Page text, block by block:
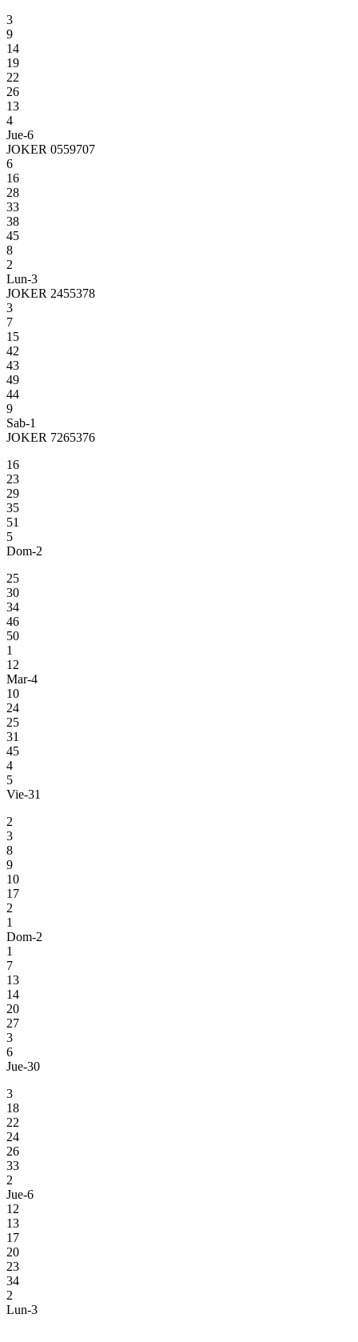
3
9
14
19
22
26
13
4
Jue-6
JOKER 0559707
6
16
28
33
38
45
8
2
Lun-3
JOKER 2455378
3
7
15
42
43
49
44
9
Sab-1
JOKER 7265376
16
23
29
35
51
5
Dom-2
25
30
34
46
50
1
12
Mar-4
10
24
25
31
45
4
5
Vie-31
2
3
8
9
10
17
2
1
Dom-2
1
7
13
14
20
27
3
6
Jue-30
3
18
22
24
26
33
2
Jue-6
12
13
17
20
23
34
2
Lun-3